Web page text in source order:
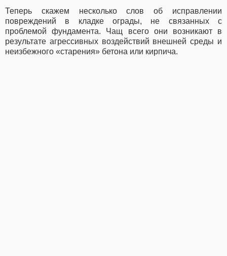
Теперь скажем несколько слов об исправлении
повреждений в кладке ограды, не связанных с
проблемой фундамента. Чащ всего они возникают в
результате агрессивных воздействий внешней среды и
неизбежного «старения» бетона или кирпича.